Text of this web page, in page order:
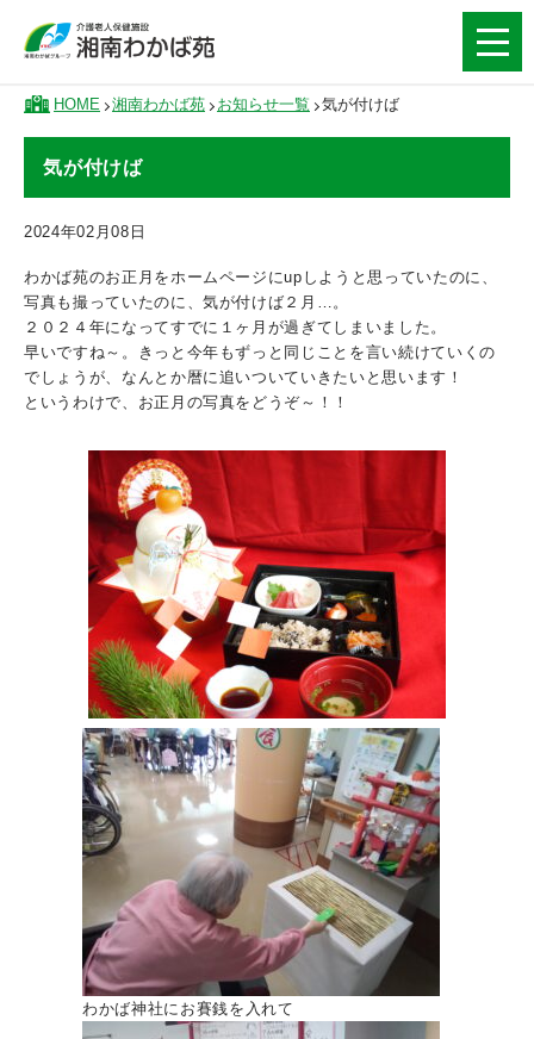
HOME 湘南わかば苑 お知らせ一覧 気が付けば
気が付けば
2024年02月08日
わかば苑のお正月をホームページにupしようと思っていたのに、
写真も撮っていたのに、気が付けば２月…。
２０２４年になってすでに１ヶ月が過ぎてしまいました。
早いですね～。きっと今年もずっと同じことを言い続けていくの
でしょうが、なんとか暦に追いついていきたいと思います！
というわけで、お正月の写真をどうぞ～！！
わかば神社にお賽銭を入れて